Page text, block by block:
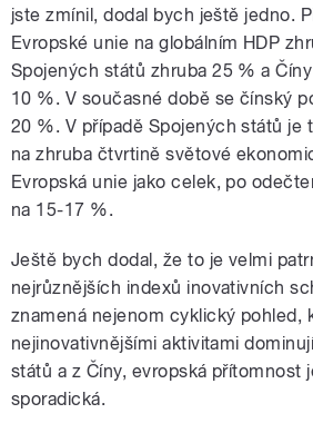
jste zmínil, dodal bych ještě jedno.
Evropské unie na globálním HDP
Spojených států zhruba 25 % a
10 %. V současné době se čínský
20 %. V případě Spojených států je
na zhruba čtvrtině světové
Evropská unie jako celek, po
na 15-17 %.
Ještě bych dodal, že to je velmi
nejrůznějších indexů inovativních
znamená nejenom cyklický pohled,
nejinovativnějšími aktivitami
států a z Číny, evropská přítomnost
sporadická.